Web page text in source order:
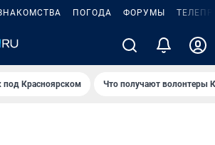
ПОГОДА ФОРУМЫ
под Крaсноярском Что получают волонтеры